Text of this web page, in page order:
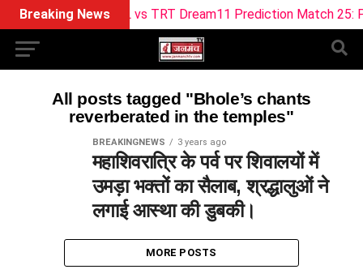
Breaking NewsML vs TRT Dream11 Prediction Match 25:
All posts tagged "Bhole’s chants
reverberated in the temples"
BREAKINGNEWS 3 years ago
महाशिवरात्रि के पर्व पर शिवालयों में
उमड़ा भक्तों का सैलाब, श्रद्धालुओं ने
लगाई आस्था की डुबकी।
MORE POSTS